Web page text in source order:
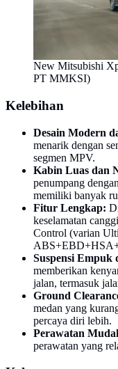
New Mitsubishi
PT MMKSI)
Kelebihan
Desain Modern
menarik dengan
segmen MPV.
Kabin Luas dan
penumpang
memiliki banyak
Fitur Lengkap:
keselamatan
Control (varian
Suspensi Empuk
memberikan
jalan, termasuk
Ground
medan yang
percaya diri lebih.
Perawatan
perawatan yang